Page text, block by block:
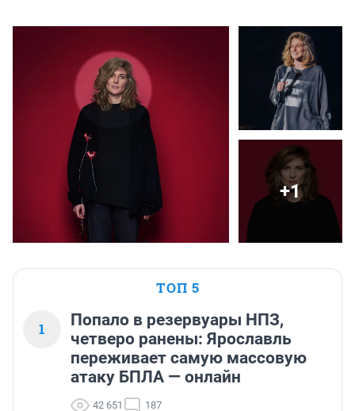
+1
ТОП 5
1
Попало в резервуары НПЗ,
четверо ранены: Ярославль
переживает самую массовую
атаку БПЛА — онлайн
42 651 187